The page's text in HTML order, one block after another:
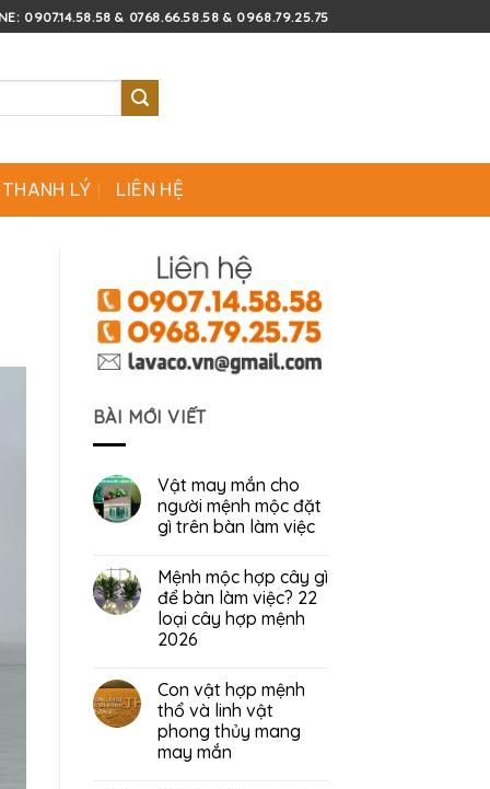
0907.14.58.58 & 0768.66.58.58 & 0968.79.25.75
LÝ LIÊN HỆ
BÀI MỚI VIẾT
Vật may mắn cho
người mệnh mộc đặt
gì trên bàn làm việc
Mệnh mộc hợp cây gì
để bàn làm việc? 22
loại cây hợp mệnh
2026
Con vật hợp mệnh
thổ và linh vật
phong thủy mang
may mắn